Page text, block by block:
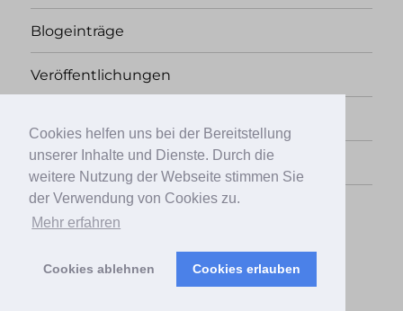
Cookies helfen uns bei der Bereitstellung
unserer Inhalte und Dienste. Durch die
weitere Nutzung der Webseite stimmen Sie
der Verwendung von Cookies zu.
Mehr erfahren
Cookies ablehnen Cookies erlauben
Blogeinträge
Veröffentlichungen
Übersicht
FacebookTwitter
Papierkrieg, der Literaturblog
Stolz präsentiert von